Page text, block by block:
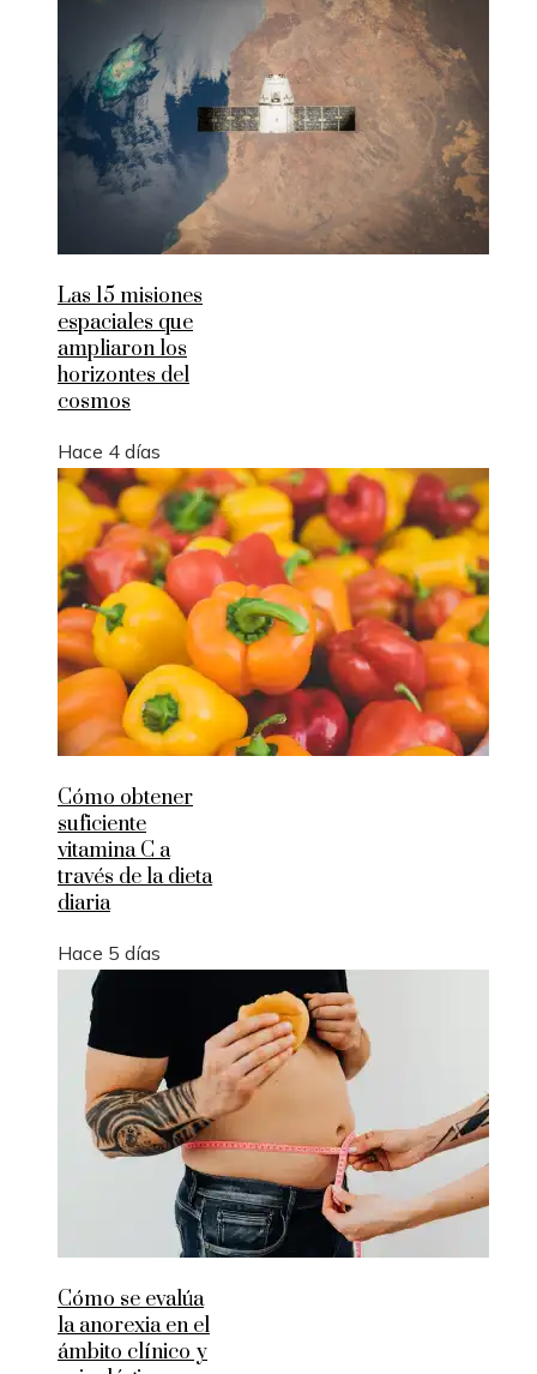
Las 15 misiones
espaciales que
ampliaron los
horizontes del
cosmos
Hace 4 días
Cómo obtener
suficiente
vitamina C a
través de la dieta
diaria
Hace 5 días
Cómo se evalúa
la anorexia en el
ámbito clínico y